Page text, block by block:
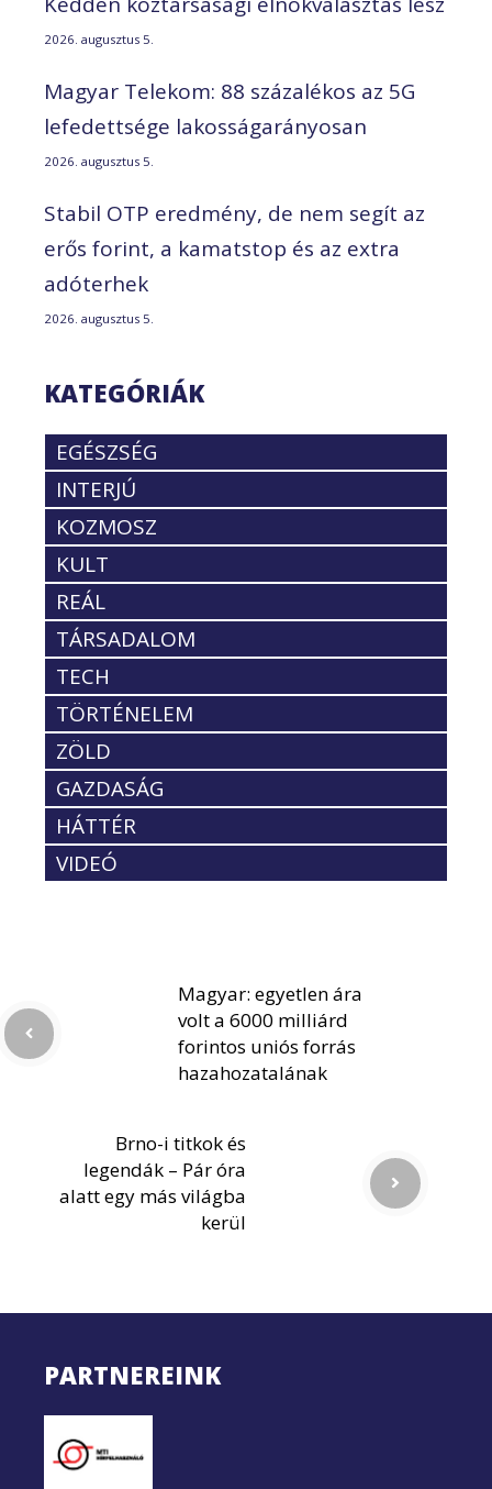
2026. augusztus 5.
Magyar Telekom: 88 százalékos az 5G
lefedettsége lakosságarányosan
2026. augusztus 5.
Stabil OTP eredmény, de nem segít az
erős forint, a kamatstop és az extra
adóterhek
2026. augusztus 5.
KATEGÓRIÁK
EGÉSZSÉG
INTERJÚ
KOZMOSZ
KULT
REÁL
TÁRSADALOM
TECH
TÖRTÉNELEM
ZÖLD
GAZDASÁG
HÁTTÉR
VIDEÓ
Magyar: egyetlen ára
volt a 6000 milliárd
forintos uniós forrás
hazahozatalának
Brno-i titkok és
legendák – Pár óra
alatt egy más világba
kerül
PARTNEREINK